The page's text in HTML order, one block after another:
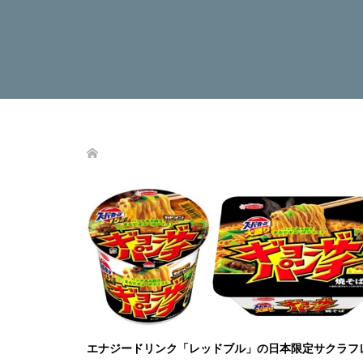
エナジードリンク「レッドブル」の日本限定サクラフ